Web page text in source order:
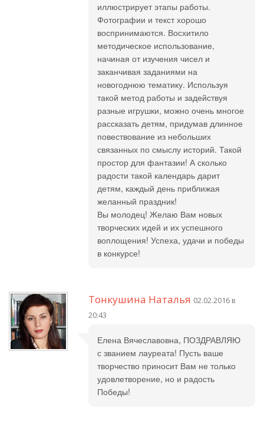
иллюстрирует этапы работы.
Фотографии и текст хорошо
воспринимаются. Восхитило
методическое использование,
начиная от изучения чисел и
заканчивая заданиями на
новогоднюю тематику. Используя
такой метод работы и задействуя
разные игрушки, можно очень многое
рассказать детям, придумав длинное
повествование из небольших
связанных по смыслу историй. Такой
простор для фантазии! А сколько
радости такой календарь дарит
детям, каждый день приближая
желанный праздник!
Вы молодец! Желаю Вам новых
творческих идей и их успешного
воплощения! Успеха, удачи и победы
в конкурсе!
Тонкушина Наталья 02.02.2016 в
20:43
Елена Вячеславовна, ПОЗДРАВЛЯЮ
с званием лауреата! Пусть ваше
творчество приносит Вам не только
удовлетворение, но и радость
Победы!